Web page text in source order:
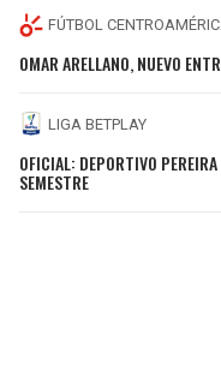
FÚTBOL
OMAR ARELLANO, NUEVO
LIGA BETPLAY
OFICIAL: DEPORTIVO
SEMESTRE